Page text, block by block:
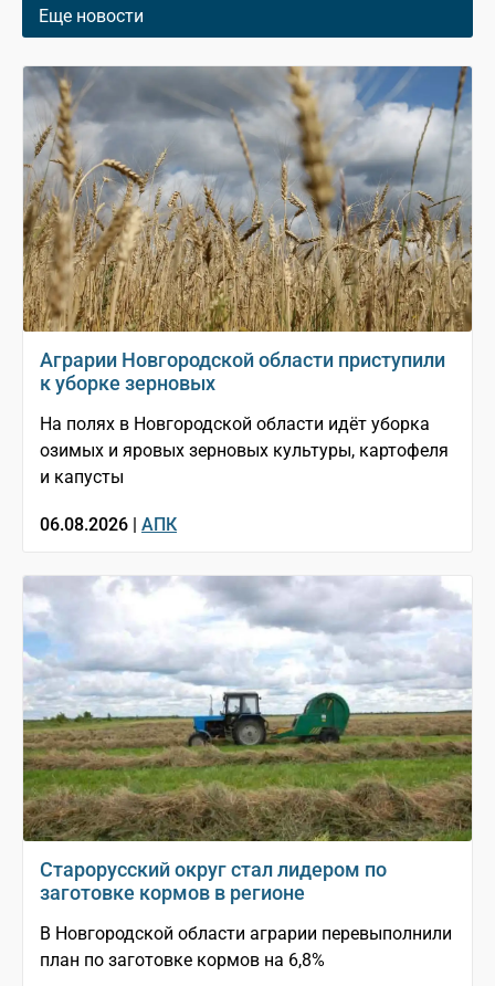
Еще новости
Аграрии Новгородской области приступили
к уборке зерновых
На полях в Новгородской области идёт уборка
озимых и яровых зерновых культуры, картофеля
и капусты
06.08.2026 | АПК
Старорусский округ стал лидером по
заготовке кормов в регионе
В Новгородской области аграрии перевыполнили
план по заготовке кормов на 6,8%